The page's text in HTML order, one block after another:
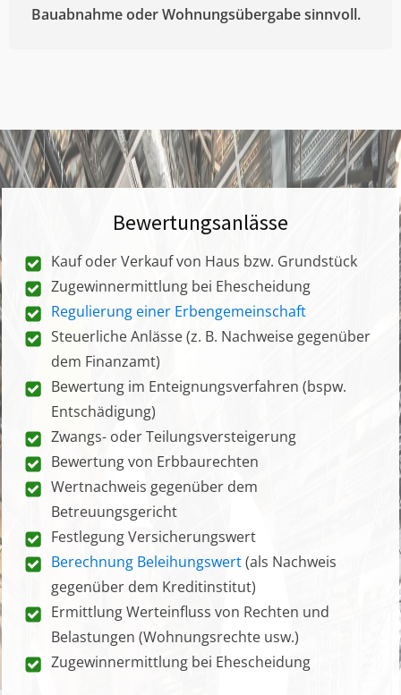
Bauabnahme oder Wohnungsübergabe sinnvoll.
Bewertungsanlässe
Kauf oder Verkauf von Haus bzw. Grundstück
Zugewinnermittlung bei Ehescheidung
Regulierung einer Erbengemeinschaft
Steuerliche Anlässe (z. B. Nachweise gegenüber
dem Finanzamt)
Bewertung im Enteignungsverfahren (bspw.
Entschädigung)
Zwangs- oder Teilungsversteigerung
Bewertung von Erbbaurechten
Wertnachweis gegenüber dem
Betreuungsgericht
Festlegung Versicherungswert
Berechnung Beleihungswert(als Nachweis
gegenüber dem Kreditinstitut)
Ermittlung Werteinfluss von Rechten und
Belastungen (Wohnungsrechte usw.)
Zugewinnermittlung bei Ehescheidung